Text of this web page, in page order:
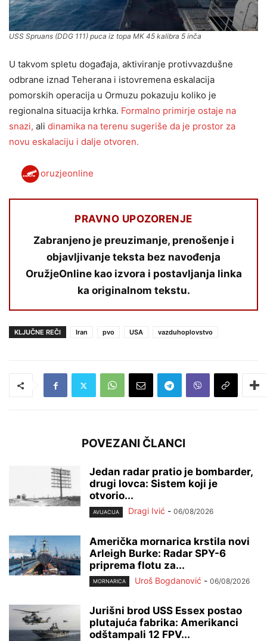
USS Spruans (DDG 111) puca iz topa MK 45 kalibra 5 inča
U takvom spletu događaja, aktiviranje protivvazdušne
odbrane iznad Teherana i istovremena eskalacija
pomorskih operacija u Ormuzu pokazuju koliko je
regionalna situacija krhka. Formalno primirje ostaje na
snazi, ali dinamika na terenu sugeriše da je prostor za
novu eskalaciju i dalje otvoren.
oruzjeonline
PRAVNO UPOZORENJE
Zabranjeno je preuzimanje, prenošenje i
objavljivanje teksta bez navođenja
OružjeOnline kao izvora i postavljanja linka
ka originalnom tekstu.
KLJUČNE REČI Iran pvo USA vazduhoplovstvo
POVEZANI ČLANCI
Jedan radar pratio je bombarder,
drugi lovca: Sistem koji je
otvorio...
AVIJACIJA Dragi Ivić - 06/08/2026
Američka mornarica krstila novi
Arleigh Burke: Radar SPY-6
priprema flotu za...
MORNARICA Uroš Bogdanović - 06/08/2026
Jurišni brod USS Essex postao
plutajuća fabrika: Amerikanci
odštampali 12 FPV...